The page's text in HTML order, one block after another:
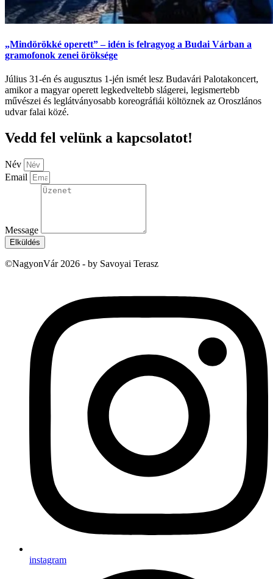
„Mindörökké operett” – idén is felragyog a Budai Várban a
gramofonok zenei öröksége
Július 31-én és augusztus 1-jén ismét lesz Budavári Palotakoncert,
amikor a magyar operett legkedveltebb slágerei, legismertebb
művészei és leglátványosabb koreográfiái költöznek az Oroszlános
udvar falai közé.
Vedd fel velünk a kapcsolatot!
Név
Email
Message
Elküldés
©NagyonVár 2026 - by Savoyai Terasz
instagram